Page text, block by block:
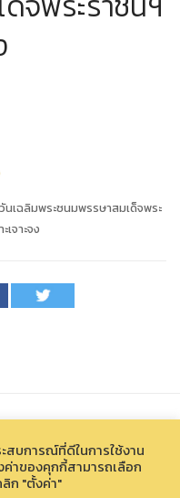
นเฉลิมพระชนมพรรษาสมเด็จพระ
เจาะจง
สบการณ์ที่ดีในการใช้งาน
าของคุกกี้สามารถเลือก
ก "ตั้งค่า"